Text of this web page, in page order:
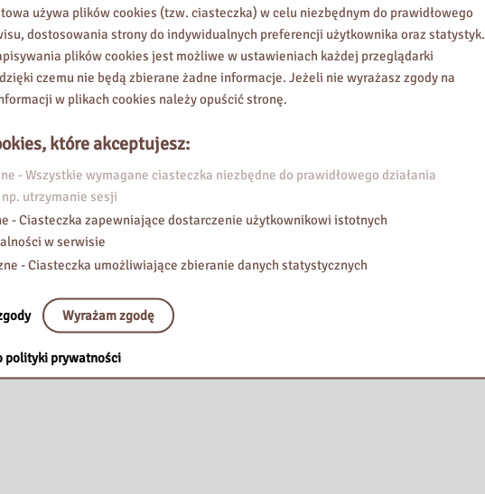
wojny z Niemcami” – zaznaczają w uchwale. Jak podkreślają senatorowie,
r. Dzięki staraniom Polskiego Stronnictwa Ludowego Sąd Najwyższy w
Wincentego Witosa i 9 innych ówczesnych polityków PSL i PPS.
w poczet Ojców Niepodległości Rzeczypospolitej Polskiej.
używa plików cookies (tzw. ciasteczka) w celu niezbędnym do prawidłowego
dostosowania strony do indywidualnych preferencji użytkownika oraz statystyk.
plików cookies jest możliwe w ustawieniach każdej przeglądarki
czemu nie będą zbierane żadne informacje. Jeżeli nie wyrażasz zgody na
w plikach cookies należy opuścić stronę.
które akceptujesz:
- Wszystkie wymagane ciasteczka niezbędne do prawidłowego działania
utrzymanie sesji
- Ciasteczka zapewniające dostarczenie użytkownikowi istotnych
w serwisie
- Ciasteczka umożliwiające zbieranie danych statystycznych
Wyrażam zgodę
polityki prywatności